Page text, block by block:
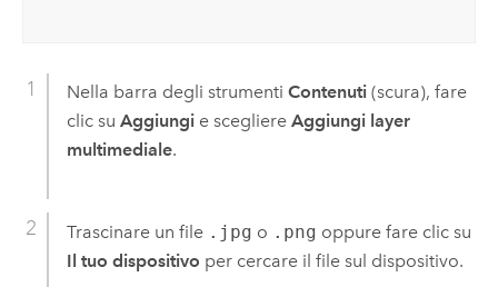
Nella barra degli strumenti Contenuti(scura), fare
clic su Aggiungie scegliere Aggiungi layer
multimediale.
Trascinare un file .jpg o .png oppure fare clic su
Il tuo dispositivo per cercare il file sul dispositivo.